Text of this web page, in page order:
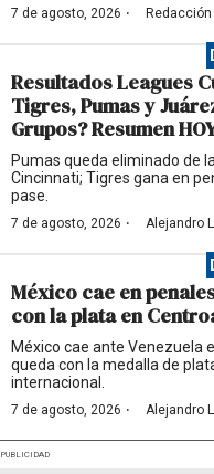
7 de agosto, 2026 · Redacción
Resultados Leagues
Tigres, Pumas y
Grupos? Resumen
Pumas queda eliminado de
Cincinnati; Tigres gana en
pase.
7 de agosto, 2026 · Alejandro
México cae en
con la plata en
México cae ante Venezuela
queda con la medalla de
internacional.
7 de agosto, 2026 · Alejandro
PUBLICIDAD